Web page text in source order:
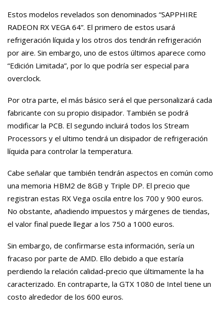
Estos modelos revelados son denominados “SAPPHIRE
RADEON RX VEGA 64”. El primero de estos usará
refrigeración líquida y los otros dos tendrán refrigeración
por aire. Sin embargo, uno de estos últimos aparece como
“Edición Limitada”, por lo que podría ser especial para
overclock.
Por otra parte, el más básico será el que personalizará cada
fabricante con su propio disipador. También se podrá
modificar la PCB. El segundo incluirá todos los Stream
Processors y el ultimo tendrá un disipador de refrigeración
líquida para controlar la temperatura.
Cabe señalar que también tendrán aspectos en común como
una memoria HBM2 de 8GB y Triple DP. El precio que
registran estas RX Vega oscila entre los 700 y 900 euros.
No obstante, añadiendo impuestos y márgenes de tiendas,
el valor final puede llegar a los 750 a 1000 euros.
Sin embargo, de confirmarse esta información, sería un
fracaso por parte de AMD. Ello debido a que estaría
perdiendo la relación calidad-precio que últimamente la ha
caracterizado. En contraparte, la GTX 1080 de Intel tiene un
costo alrededor de los 600 euros.